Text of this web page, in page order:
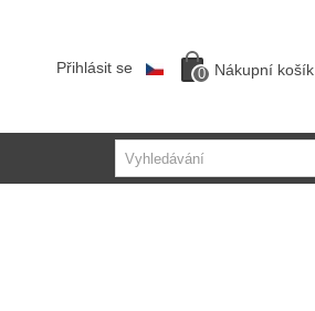
0 Nákupní košík
Přihlásit se